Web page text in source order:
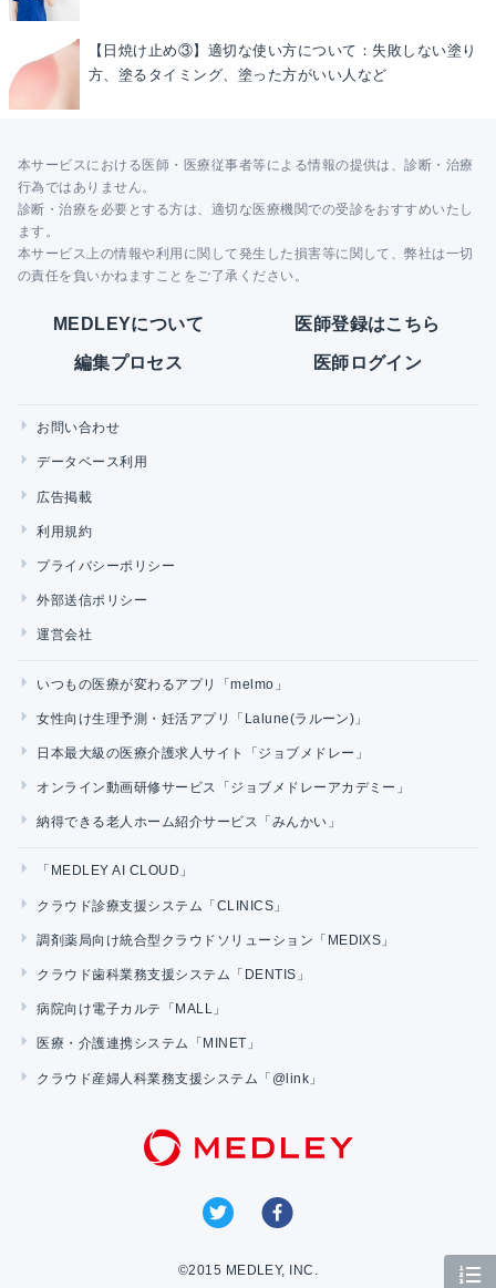
【日焼け止め③】適切な使い方について：失敗しない塗り
方、塗るタイミング、塗った方がいい人など
本サービスにおける医師・医療従事者等による情報の提供は、診断・治療
行為ではありません。
診断・治療を必要とする方は、適切な医療機関での受診をおすすめいたし
ます。
本サービス上の情報や利用に関して発生した損害等に関して、弊社は一切
の責任を負いかねますことをご了承ください。
MEDLEYについて 医師登録はこちら
編集プロセス 医師ログイン
お問い合わせ
データベース利用
広告掲載
利用規約
プライバシーポリシー
外部送信ポリシー
運営会社
いつもの医療が変わるアプリ「melmo」
女性向け生理予測・妊活アプリ「Lalune(ラルーン)」
日本最大級の医療介護求人サイト「ジョブメドレー」
オンライン動画研修サービス「ジョブメドレーアカデミー」
納得できる老人ホーム紹介サービス「みんかい」
「MEDLEY AI CLOUD」
クラウド診療支援システム「CLINICS」
調剤薬局向け統合型クラウドソリューション「MEDIXS」
クラウド歯科業務支援システム「DENTIS」
病院向け電子カルテ「MALL」
医療・介護連携システム「MINET」
クラウド産婦人科業務支援システム「@link」
©2015 MEDLEY, INC.